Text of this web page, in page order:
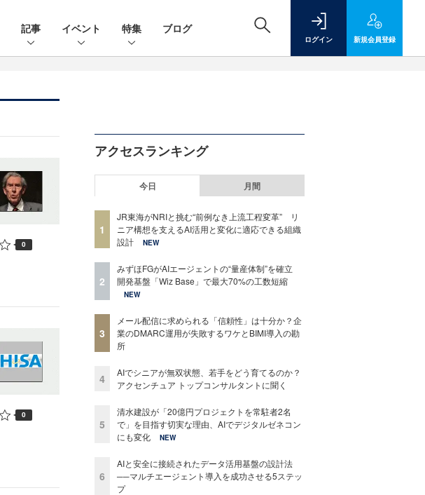
記事 イベント 特集 ブログ
ログイン 新規会員登録
0
0
アクセスランキング
今日 月間
1
JR東海がNRIと挑む“前例なき上流工程変革” リ
ニア構想を支えるAI活用と変化に適応できる組織
設計
NEW
2
みずほFGがAIエージェントの“量産体制”を確立
開発基盤「Wiz Base」で最大70%の工数短縮
NEW
3
メール配信に求められる「信頼性」は十分か？企
業のDMARC運用が失敗するワケとBIMI導入の勘
所
4
AIでシニアが無双状態、若手をどう育てるのか？
アクセンチュア トップコンサルタントに聞く
5
清水建設が「20億円プロジェクトを常駐者2名
で」を目指す切実な理由、AIでデジタルゼネコン
にも変化
NEW
6
AIと安全に接続されたデータ活用基盤の設計法
──マルチエージェント導入を成功させる5ステッ
プ